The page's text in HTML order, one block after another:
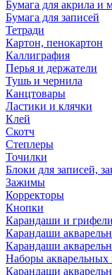
Бумага для акрила и
Бумага для записей
Тетради
Картон, пенокартон
Каллиграфия
Перья и держатели
Тушь и чернила
Канцтовары
Ластики и клячки
Клей
Скотч
Степлеры
Точилки
Блоки для записей,
Зажимы
Корректоры
Кнопки
Карандаши и грифели
Карандаши
Карандаши
Наборы акварельных
Карандаши